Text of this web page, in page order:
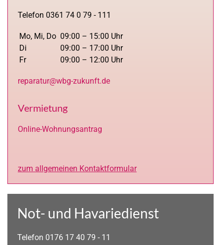
Telefon 0361 74 0 79 - 111
Mo, Mi, Do 09:00 – 15:00 Uhr
Di
09:00 – 17:00 Uhr
Fr
09:00 – 12:00 Uhr
reparatur@wbg-zukunft.de
Vermietung
Online-Wohnungsantrag
zum allgemeinen Kontaktformular
Not- und Havariedienst
Telefon 0176 17 40 79 - 11